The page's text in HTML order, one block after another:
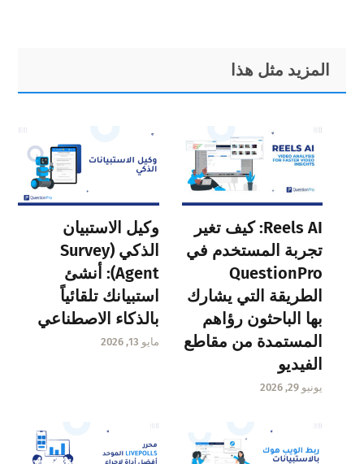
Primary
Sidebar
Footer
المزيد مثل هذا
Reels AI: كيف تغير
تجربة المستخدم في
QuestionPro
الطريقة التي يشارك
بها الباحثون رؤاهم
المستمدة من مقاطع
الفيديو
يونيو 29, 2026
وكيل الاستبيان
الذكي (Survey
Agent): أنشئ
استبيانك تلقائياً
بالذكاء الاصطناعي
مايو 13, 2026